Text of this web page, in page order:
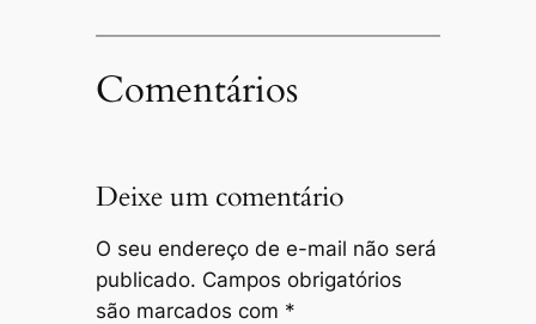
Comentários
Deixe um comentário
O seu endereço de e-mail não será
publicado. Campos obrigatórios
são marcados com *